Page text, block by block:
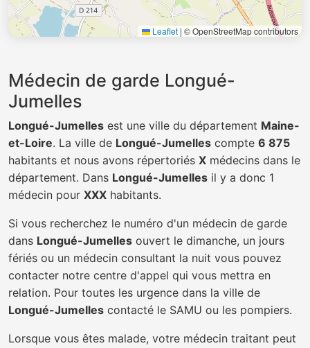
Leaflet | © OpenStreetMap contributors
Médecin de garde Longué-
Jumelles
Longué-Jumelles est une ville du département Maine-
et-Loire. La ville de Longué-Jumelles compte 6 875
habitants et nous avons répertoriés X médecins dans le
département. Dans Longué-Jumelles il y a donc 1
médecin pour XXX habitants.
Si vous recherchez le numéro d'un médecin de garde
dans Longué-Jumelles ouvert le dimanche, un jours
fériés ou un médecin consultant la nuit vous pouvez
contacter notre centre d'appel qui vous mettra en
relation. Pour toutes les urgence dans la ville de
Longué-Jumelles contacté le SAMU ou les pompiers.
Lorsque vous êtes malade, votre médecin traitant peut